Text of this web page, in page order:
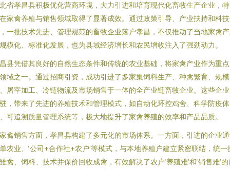
省孝昌县积极优化营商环境，大力引进和培育现代化畜牧生产企业，
家禽养殖与销售领域取得了显著成效。通过政策引导、产业扶持和科
一批技术先进、管理规范的畜牧企业落户孝昌，不仅推动了当地家禽
模化、标准化发展，也为县域经济增长和农民增收注入了强劲动力。
县凭借其良好的自然生态条件和传统的农业基础，将家禽产业作为重
域之一。通过招商引资，成功引进了多家集饲料生产、种禽繁育、规
屠宰加工、冷链物流及市场销售于一体的全产业链畜牧企业。这些企
，带来了先进的养殖技术和管理模式，如自动化环控鸡舍、科学防疫体
可追溯质量管理系统等，极大地提升了家禽养殖的效率和产品品质。
禽销售方面，孝昌县构建了多元化的市场体系。一方面，引进的企业
农业、‘公司+合作社+农户’等模式，与本地养殖户建立紧密联结，统一
禽、饲料、技术并保价回收成禽，有效解决了农户‘养殖难’和‘销售难’